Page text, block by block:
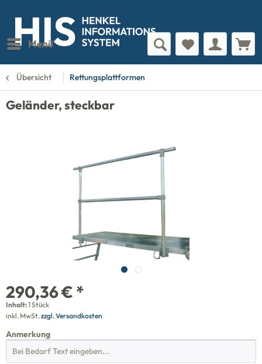
Menü
Übersicht Rettungsplattformen
Geländer, steckbar
290,36 € *
Inhalt:1 Stück
inkl. MwSt.zzgl. Versandkosten
Anmerkung